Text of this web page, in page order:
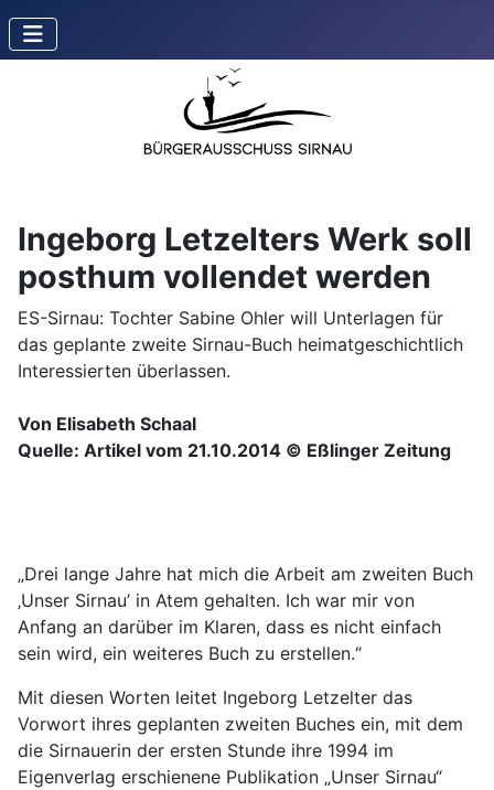
Ingeborg Letzelters Werk soll
posthum vollendet werden
ES-Sirnau: Tochter Sabine Ohler will Unterlagen für
das geplante zweite Sirnau-Buch heimatgeschichtlich
Interessierten überlassen.
Von Elisabeth Schaal
Quelle: Artikel vom 21.10.2014 © Eßlinger Zeitung
„Drei lange Jahre hat mich die Arbeit am zweiten Buch
‚Unser Sirnau’ in Atem gehalten. Ich war mir von
Anfang an darüber im Klaren, dass es nicht einfach
sein wird, ein weiteres Buch zu erstellen.“
Mit diesen Worten leitet Ingeborg Letzelter das
Vorwort ihres geplanten zweiten Buches ein, mit dem
die Sirnauerin der ersten Stunde ihre 1994 im
Eigenverlag erschienene Publikation „Unser Sirnau“